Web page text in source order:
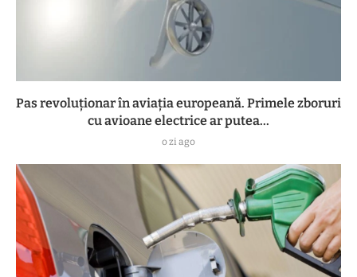
Pas revoluționar în aviația europeană. Primele zboruri
cu avioane electrice ar putea...
o zi ago